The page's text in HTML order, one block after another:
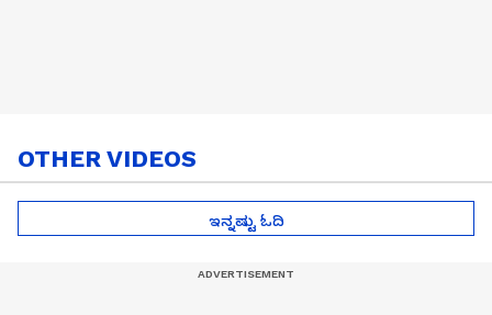
OTHER VIDEOS
ಇನ್ನಷ್ಟು ಓದಿ